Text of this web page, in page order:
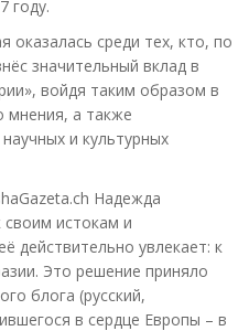
году.
оказалась среди тех, кто, по
значительный вклад в
войдя таким образом в
мнения, а также
и культурных
Надежда
своим истокам и
действительно увлекает: к
Это решение приняло
блога (русский,
в сердце Европы – в